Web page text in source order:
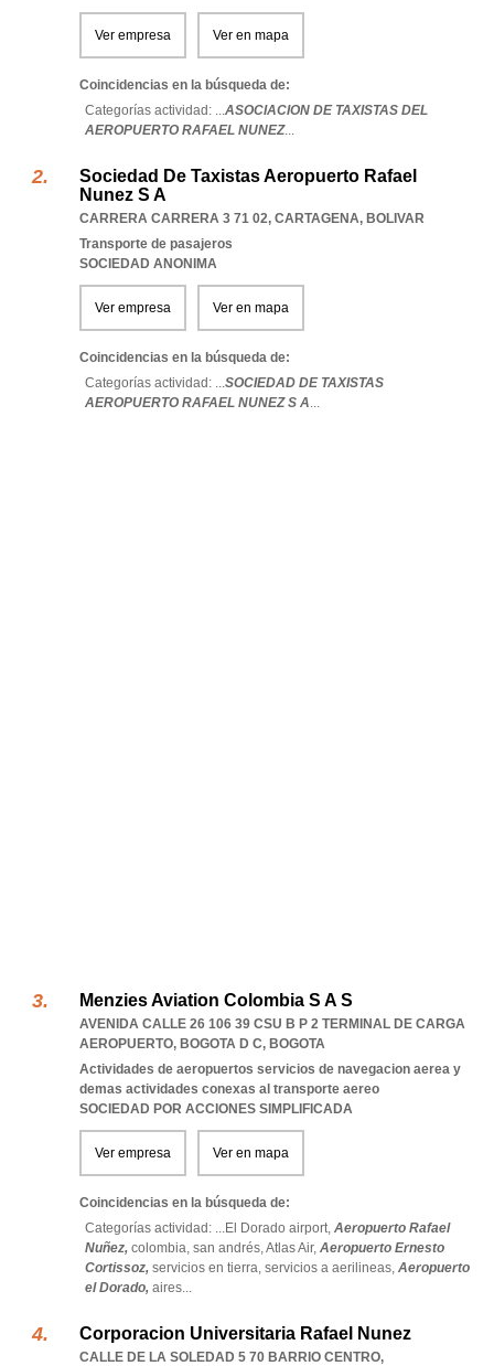
Ver empresa Ver en mapa
Coincidencias en la búsqueda de:
Categorías actividad: ...ASOCIACION DE TAXISTAS DEL
AEROPUERTO RAFAEL NUNEZ...
Sociedad De Taxistas Aeropuerto Rafael
Nunez S A
CARRERA CARRERA 3 71 02, CARTAGENA, BOLIVAR
Transporte de pasajeros
SOCIEDAD ANONIMA
Ver empresa Ver en mapa
Coincidencias en la búsqueda de:
Categorías actividad: ...SOCIEDAD DE TAXISTAS
AEROPUERTO RAFAEL NUNEZ S A...
Menzies Aviation Colombia S A S
AVENIDA CALLE 26 106 39 CSU B P 2 TERMINAL DE CARGA
AEROPUERTO, BOGOTA D C, BOGOTA
Actividades de aeropuertos servicios de navegacion aerea y
demas actividades conexas al transporte aereo
SOCIEDAD POR ACCIONES SIMPLIFICADA
Ver empresa Ver en mapa
Coincidencias en la búsqueda de:
Categorías actividad: ...El Dorado airport, Aeropuerto Rafael
Nuñez, colombia, san andrés,Atlas Air, Aeropuerto Ernesto
Cortissoz, servicios en tierra, servicios a aerilineas, Aeropuerto
el Dorado, aires...
Corporacion Universitaria Rafael Nunez
CALLE DE LA SOLEDAD 5 70 BARRIO CENTRO,